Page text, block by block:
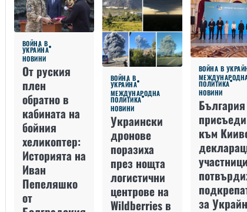
ВОЙНА В
УКРАЙНА
НОВИНИ
От руския
плен
обратно в
кабината на
бойния
хеликоптер:
Историята на
Иван
Пепеляшко
от
ВОЙНА В
УКРАЙНА
МЕЖДУНАРОДНА
ПОЛИТИКА
НОВИНИ
Украински
дронове
поразиха
през нощта
логистични
центрове на
Wildberries в
ВОЙНА В
ПОЛИТИКА
НОВИНИ
към
за